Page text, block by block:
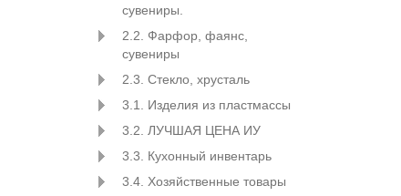
сувениры.
2.2. Фарфор, фаянс,
сувениры
2.3. Стекло, хрусталь
3.1. Изделия из пластмассы
3.2. ЛУЧШАЯ ЦЕНА ИУ
3.3. Кухонный инвентарь
3.4. Хозяйственные товары